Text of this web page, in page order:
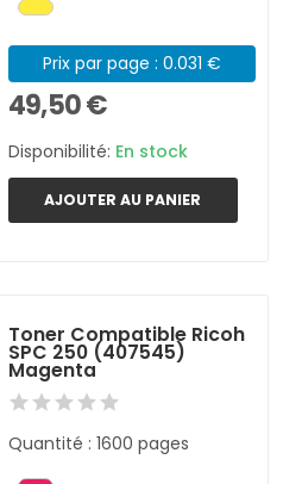
Prix par page : 0.031 €
49,50 €
Disponibilité: En stock
AJOUTER AU PANIER
Toner Compatible Ricoh
SPC 250 (407545)
Magenta
Quantité : 1600 pages